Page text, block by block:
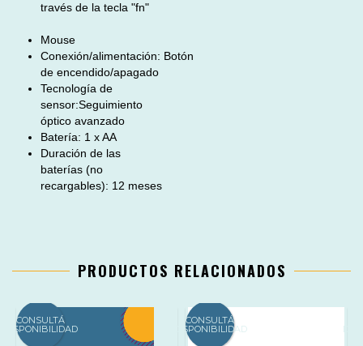
través de la tecla "fn"
Mouse
Conexión/alimentación: Botón
de encendido/apagado
Tecnología de
sensor:Seguimiento
óptico avanzado
Batería: 1 x AA
Duración de las
baterías (no
recargables): 12 meses
PRODUCTOS RELACIONADOS
CONSULTÁ
DISPONIBILIDAD
CONSULTÁ
DISPONIBILIDAD